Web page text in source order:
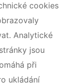
cookies
Analytické
jsou
při
ukládání